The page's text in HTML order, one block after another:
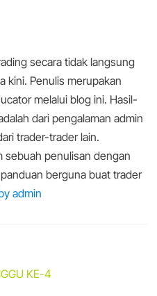
secara tidak langsung
kini. Penulis merupakan
melalui blog ini. Hasil-
dari pengalaman admin
trader-trader lain.
sebuah penulisan dengan
berguna buat trader
admin
KE-4